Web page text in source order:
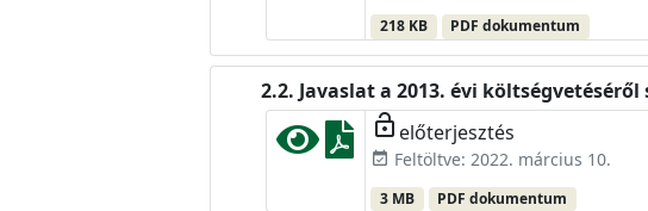
218 KB PDF dokumentum
Javaslat a 2013. évi
lock_open előterjesztés
event_available Feltöltve: 2022. március 10.
3 MB PDF dokumentum